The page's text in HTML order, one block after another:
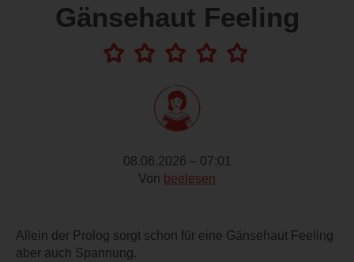
Gänsehaut Feeling
08.06.2026 – 07:01
Von beelesen
Allein der Prolog sorgt schon für eine Gänsehaut Feeling
aber auch Spannung.